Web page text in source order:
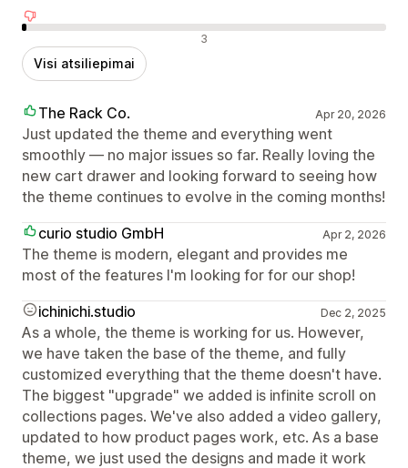
Neigiami atsiliepimai 3
Visi atsiliepimai
The Rack Co. Apr 20, 2026
Just updated the theme and everything went
smoothly — no major issues so far. Really loving the
new cart drawer and looking forward to seeing how
the theme continues to evolve in the coming months!
curio studio GmbH
Apr 2, 2026
The theme is modern, elegant and provides me
most of the features I'm looking for for our shop!
ichinichi.studio
Dec 2, 2025
As a whole, the theme is working for us. However,
we have taken the base of the theme, and fully
customized everything that the theme doesn't have.
The biggest "upgrade" we added is infinite scroll on
collections pages. We've also added a video gallery,
updated to how product pages work, etc. As a base
theme, we just used the designs and made it work